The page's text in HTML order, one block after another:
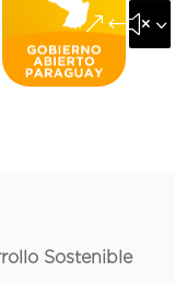
Sostenible